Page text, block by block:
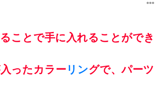
ことで手に入れることができ
ったカラー リングで、パーツ